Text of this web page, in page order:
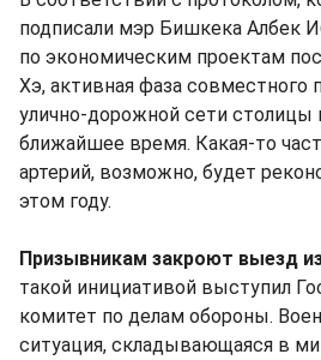
подписали мэр Бишкека Албек
по экономическим проектам
Хэ, активная фаза совместного
улично-дорожной сети столицы
ближайшее время. Какая-то
артерий, возможно, будет
этом году.
Призывникам закроют выезд
такой инициативой выступил
комитет по делам обороны.
ситуация, складывающаяся в